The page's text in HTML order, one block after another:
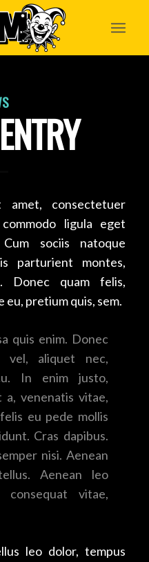
consectetuer
ligula eget
sociis natoque
parturient montes,
Donec quam felis,
pretium quis, sem.
quis enim. Donec
vel, aliquet nec,
In enim justo,
a, venenatis vitae,
eu pede mollis
Cras dapibus.
nisi. Aenean
Aenean leo
vitae,
leo dolor, tempus